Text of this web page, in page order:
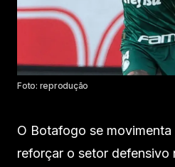
Foto: reprodução
O Botafogo se
reforçar o setor defensivo